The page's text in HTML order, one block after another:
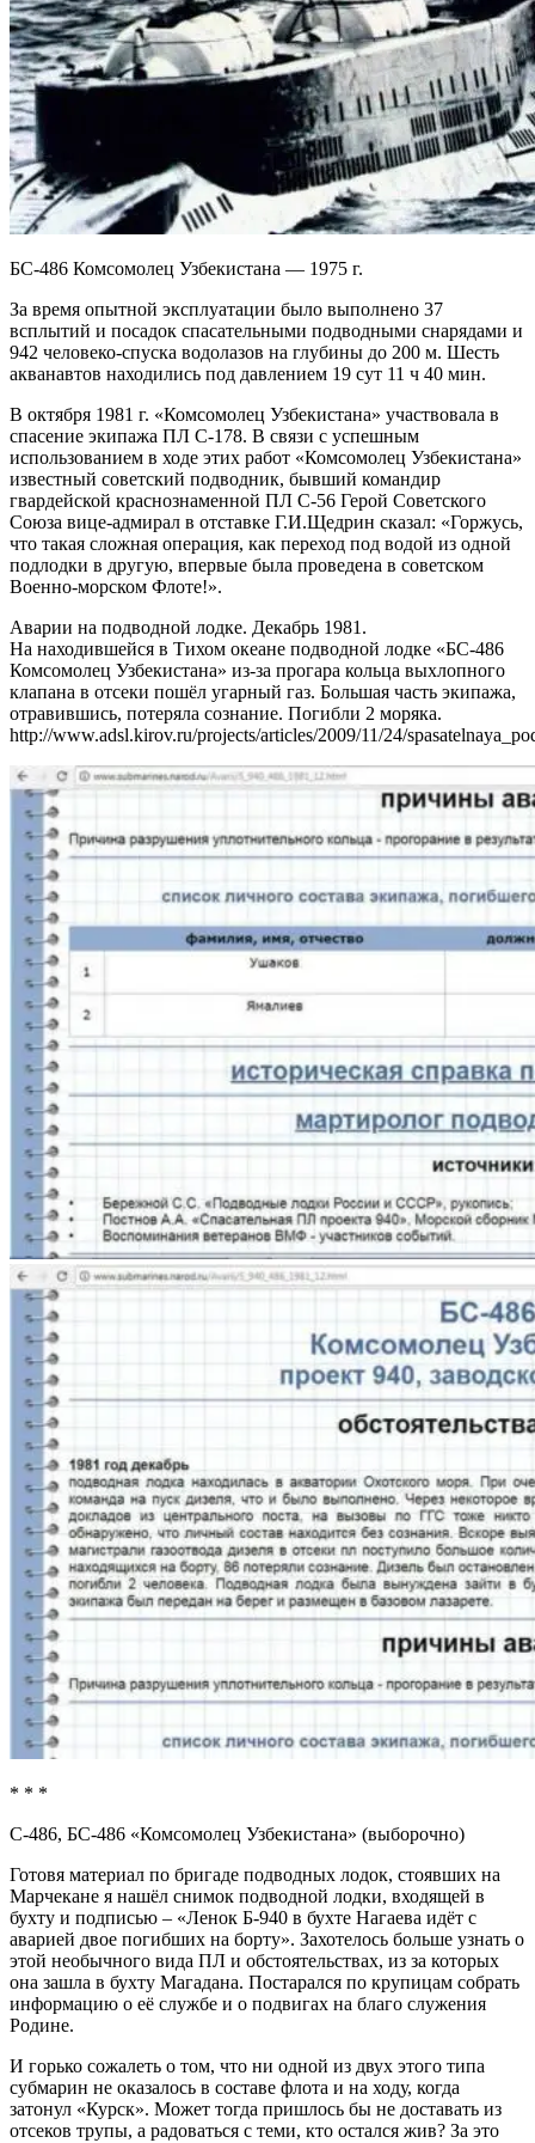
БС-486 Комсомолец Узбекистана — 1975 г.
За время опытной эксплуатации было выполнено 37
всплытий и посадок спасательными подводными снарядами и
942 человеко-спуска водолазов на глубины до 200 м. Шесть
акванавтов находились под давлением 19 сут 11 ч 40 мин.
В октября 1981 г. «Комсомолец Узбекистана» участвовала в
спасение экипажа ПЛ C-178. В связи с успешным
использованием в ходе этих работ «Комсомолец Узбекистана»
известный советский подводник, бывший командир
гвардейской краснознаменной ПЛ С-56 Герой Советского
Союза вице-адмирал в отставке Г.И.Щедрин сказал: «Горжусь,
что такая сложная операция, как переход под водой из одной
подлодки в другую, впервые была проведена в советском
Военно-морском Флоте!».
Аварии на подводной лодке. Декабрь 1981.
На находившейся в Тихом океане подводной лодке «БС-486
Комсомолец Узбекистана» из-за прогара кольца выхлопного
клапана в отсеки пошёл угарный газ. Большая часть экипажа,
отравившись, потеряла сознание. Погибли 2 моряка.
http://www.adsl.kirov.ru/projects/articles/2009/11/24/
* * *
С-486, БС-486 «Комсомолец Узбекистана» (выборочно)
Готовя материал по бригаде подводных лодок, стоявших на
Марчекане я нашёл снимок подводной лодки, входящей в
бухту и подписью – «Ленок Б-940 в бухте Нагаева идёт с
аварией двое погибших на борту». Захотелось больше узнать о
этой необычного вида ПЛ и обстоятельствах, из за которых
она зашла в бухту Магадана. Постарался по крупицам собрать
информацию о её службе и о подвигах на благо служения
Родине.
И горько сожалеть о том, что ни одной из двух этого типа
субмарин не оказалось в составе флота и на ходу, когда
затонул «Курск». Может тогда пришлось бы не доставать из
отсеков трупы, а радоваться с теми, кто остался жив? За это